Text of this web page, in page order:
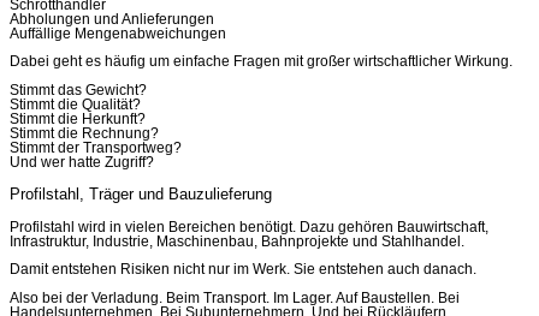
Schrotthändler
Abholungen und Anlieferungen
Auffällige Mengenabweichungen
Dabei geht es häufig um einfache Fragen mit großer wirtschaftlicher Wirkung.
Stimmt das Gewicht?
Stimmt die Qualität?
Stimmt die Herkunft?
Stimmt die Rechnung?
Stimmt der Transportweg?
Und wer hatte Zugriff?
Profilstahl, Träger und Bauzulieferung
Profilstahl wird in vielen Bereichen benötigt. Dazu gehören Bauwirtschaft,
Infrastruktur, Industrie, Maschinenbau, Bahnprojekte und Stahlhandel.
Damit entstehen Risiken nicht nur im Werk. Sie entstehen auch danach.
Also bei der Verladung. Beim Transport. Im Lager. Auf Baustellen. Bei
Handelsunternehmen. Bei Subunternehmern. Und bei Rückläufern.